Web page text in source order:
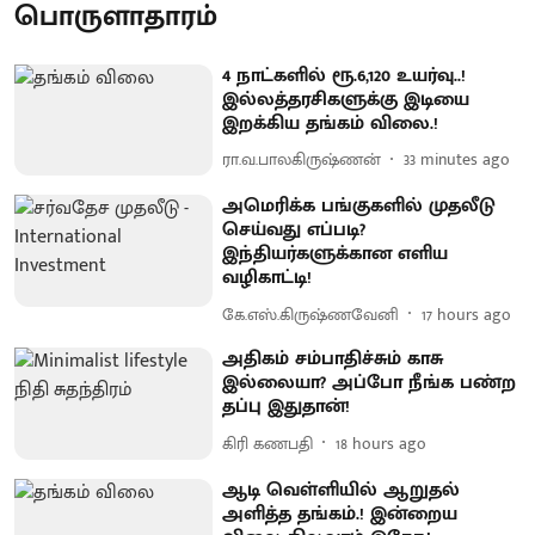
பொருளாதாரம்
4 நாட்களில் ரூ.6,120 உயர்வு..!
இல்லத்தரசிகளுக்கு இடியை
இறக்கிய தங்கம் விலை.!
ரா.வ.பாலகிருஷ்ணன் 33 minutes ago
அமெரிக்க பங்குகளில் முதலீடு
செய்வது எப்படி?
இந்தியர்களுக்கான எளிய
வழிகாட்டி!
கே.எஸ்.கிருஷ்ணவேனி 17 hours ago
அதிகம் சம்பாதிச்சும் காசு
இல்லையா? அப்போ நீங்க பண்ற
தப்பு இதுதான்!
கிரி கணபதி 18 hours ago
ஆடி வெள்ளியில் ஆறுதல்
அளித்த தங்கம்.! இன்றைய